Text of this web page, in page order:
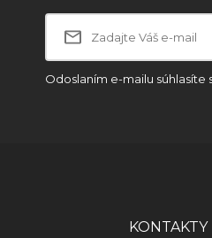
Odoslaním e-mailu súhlasíte
KONTAKTY